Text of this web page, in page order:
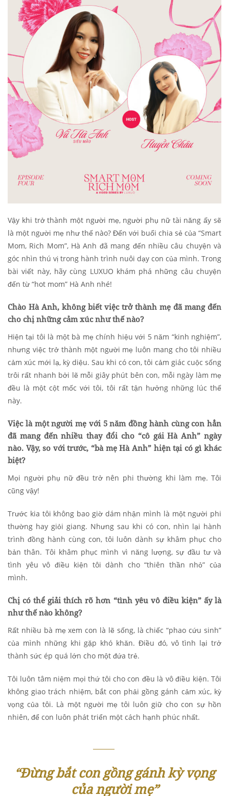
Vậy khi trở thành một người mẹ, người phụ nữ tài năng ấy sẽ
là một người mẹ như thế nào? Đến với buổi chia sẻ của “Smart
Mom, Rich Mom”, Hà Anh đã mang đến nhiều câu chuyện và
góc nhìn thú vị trong hành trình nuôi dạy con của mình. Trong
bài viết này, hãy cùng LUXUO khám phá những câu chuyện
đến từ “hot mom” Hà Anh nhé!
Chào Hà Anh, không biết việc trở thành mẹ đã mang đến
cho chị những cảm xúc như thế nào?
Hiện tại tôi là một bà mẹ chính hiệu với 5 năm “kinh nghiệm”,
nhưng việc trở thành một người mẹ luôn mang cho tôi nhiều
cảm xúc mới lạ, kỳ diệu. Sau khi có con, tôi cảm giác cuộc sống
trôi rất nhanh bởi lẽ mỗi giây phút bên con, mỗi ngày làm mẹ
đều là một cột mốc với tôi, tôi rất tận hưởng những lúc thế
này.
Việc là một người mẹ với 5 năm đồng hành cùng con hẳn
đã mang đến nhiều thay đổi cho “cô gái Hà Anh” ngày
nào. Vậy, so với trước, “bà mẹ Hà Anh” hiện tại có gì khác
biệt?
Mọi người phụ nữ đều trở nên phi thường khi làm mẹ. Tôi
cũng vậy!
Trước kia tôi không bao giờ dám nhận mình là một người phi
thường hay giỏi giang. Nhưng sau khi có con, nhìn lại hành
trình đồng hành cùng con, tôi luôn dành sự khâm phục cho
bản thân. Tôi khâm phục mình vì năng lượng, sự đầu tư và
tình yêu vô điều kiện tôi dành cho “thiên thần nhỏ” của
mình.
Chị có thể giải thích rõ hơn “tình yêu vô điều kiện” ấy là
như thế nào không?
Rất nhiều bà mẹ xem con là lẽ sống, là chiếc “phao cứu sinh”
của mình những khi gặp khó khăn. Điều đó, vô tình lại trở
thành sức ép quá lớn cho một đứa trẻ.
Tôi luôn tâm niệm mọi thứ tôi cho con đều là vô điều kiện. Tôi
không giao trách nhiệm, bắt con phải gồng gánh cảm xúc, kỳ
vọng của tôi. Là một người mẹ tôi luôn giữ cho con sự hồn
nhiên, để con luôn phát triển một cách hạnh phúc nhất.
“Đừng bắt con gồng gánh kỳ vọng
của người mẹ”